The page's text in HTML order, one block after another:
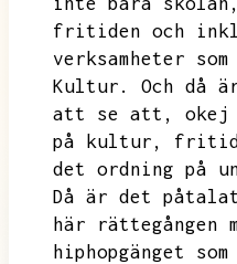
fritiden och
verksamheter
Kultur.
Och då
att se att,
okej
på kultur,
det ordning på
Då är det
här rättegången
hiphopgänget